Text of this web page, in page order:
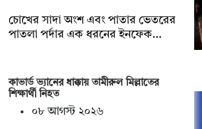
চোখের সাদা অংশ এবং পাতার ভেতরের
পাতলা পর্দার এক ধরনের ইনফেক…
কাভার্ড ভ্যানের ধাক্কায় তামীরুল মিল্লাতের
শিক্ষার্থী নিহত
০৮ আগস্ট ২০২৬